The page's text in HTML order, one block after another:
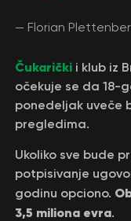
— Florian
Čukarički i klub iz
očekuje se da 18-
ponedeljak uveče
pregledima.
Ukoliko sve bude
potpisivanje
godinu opciono.
3,5 miliona evra.